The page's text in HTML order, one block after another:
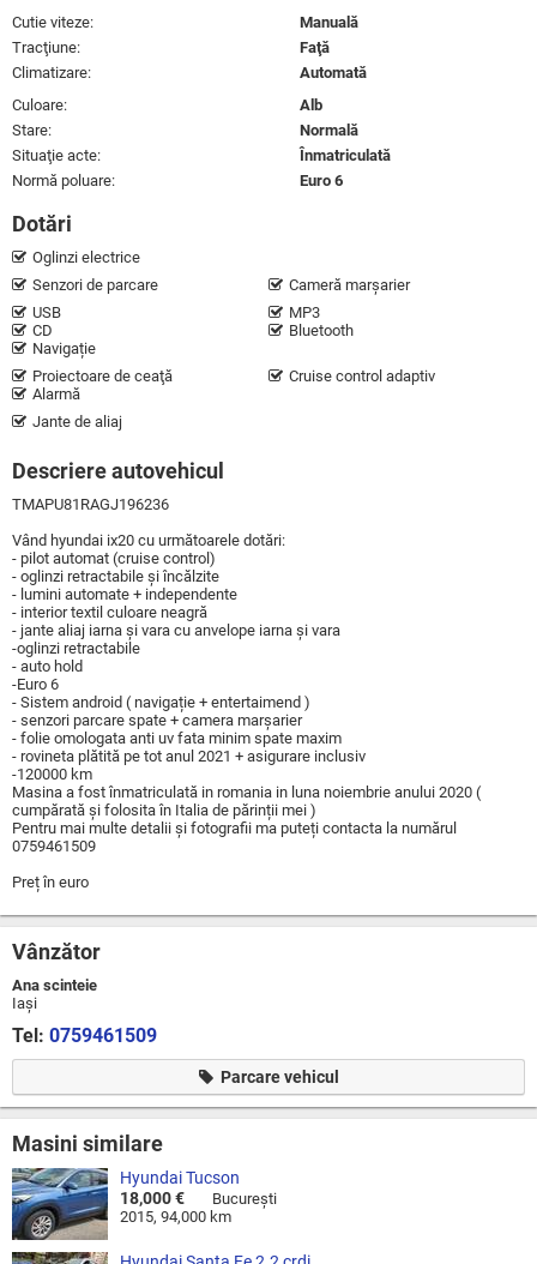
Cutie viteze:
Manuală
Tracţiune:
Faţă
Climatizare:
Automată
Culoare:
Alb
Stare:
Normală
Situaţie acte:
Înmatriculată
Normă poluare:
Euro 6
Dotări
Oglinzi electrice
Senzori de parcare
Cameră marșarier
USB
MP3
CD
Bluetooth
Navigație
Proiectoare de ceaţă
Cruise control adaptiv
Alarmă
Jante de aliaj
Descriere autovehicul
TMAPU81RAGJ196236
Vând hyundai ix20 cu următoarele dotări:
- pilot automat (cruise control)
- oglinzi retractabile și încălzite
- lumini automate + independente
- interior textil culoare neagră
- jante aliaj iarna și vara cu anvelope iarna și vara
-oglinzi retractabile
- auto hold
-Euro 6
- Sistem android ( navigație + entertaimend )
- senzori parcare spate + camera marșarier
- folie omologata anti uv fata minim spate maxim
- rovineta plătită pe tot anul 2021 + asigurare inclusiv
-120000 km
Masina a fost înmatriculată in romania in luna noiembrie anului 2020 (
cumpărată și folosita în Italia de părinții mei )
Pentru mai multe detalii și fotografii ma puteți contacta la numărul
0759461509
Preț în euro
Vânzător
Ana scinteie
Iaşi
Tel: 0759461509
Parcare vehicul
Masini similare
Hyundai Tucson
18,000 €
Bucureşti
2015, 94,000 km